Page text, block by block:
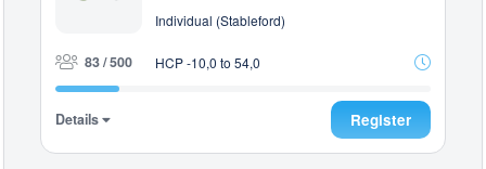
Individual (Stableford)
83 / 500 HCP -10,0 to 54,0
Details Register